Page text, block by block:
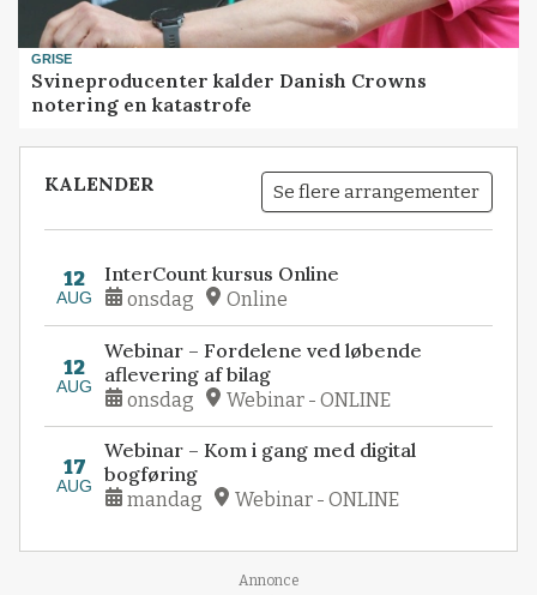
GRISE
Svineproducenter kalder Danish Crowns
notering en katastrofe
KALENDER Se flere arrangementer
12
AUG
InterCount kursus Online
onsdag Online
12
AUG
Webinar – Fordelene ved løbende
aflevering af bilag
onsdag Webinar - ONLINE
17
AUG
Webinar – Kom i gang med digital
bogføring
mandag Webinar - ONLINE
Annonce